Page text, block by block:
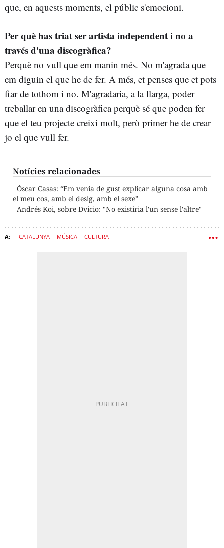
que, en aquests moments, el públic s'emocioni.
Per què has triat ser artista independent i no a
través d'una discogràfica?
Perquè no vull que em manin més. No m'agrada que
em diguin el que he de fer. A més, et penses que et pots
fiar de tothom i no. M'agradaria, a la llarga, poder
treballar en una discogràfica perquè sé que poden fer
que el teu projecte creixi molt, però primer he de crear
jo el que vull fer.
Notícies relacionades
Óscar Casas: “Em venia de gust explicar alguna cosa amb
el meu cos, amb el desig, amb el sexe”
Andrés Koi, sobre Dvicio: "No existiria l'un sense l'altre"
CATALUNYA MÚSICA CULTURA